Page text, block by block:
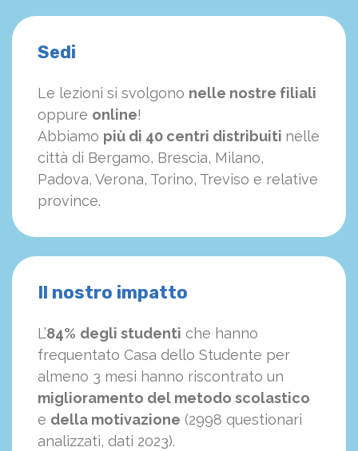
Sedi
Le lezioni si svolgono nelle nostre filiali
oppure online!
Abbiamo più di 40 centri distribuiti nelle
città di Bergamo, Brescia, Milano,
Padova, Verona, Torino, Treviso e relative
province.
Il nostro impatto
L’84% degli studenti che hanno
frequentato Casa dello Studente per
almeno 3 mesi hanno riscontrato un
miglioramento del metodo scolastico
e della motivazione (2998 questionari
analizzati, dati 2023).